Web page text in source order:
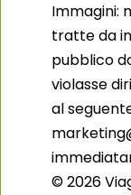
Immagini:
tratte da
pubblico
violasse
al
© 2026